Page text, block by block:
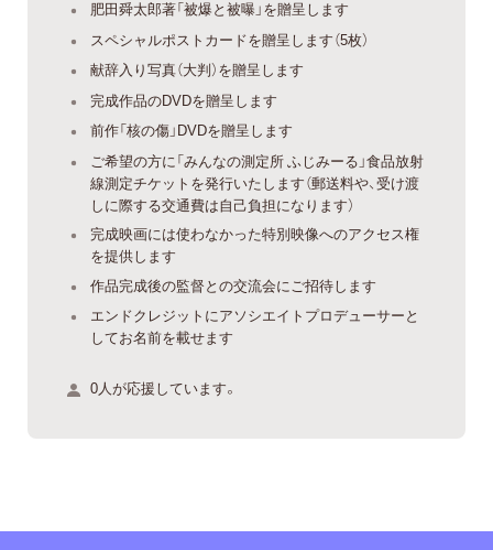
肥田舜太郎著「被爆と被曝」を贈呈します
スペシャルポストカードを贈呈します（5枚）
献辞入り写真（大判）を贈呈します
完成作品のDVDを贈呈します
前作「核の傷」DVDを贈呈します
ご希望の方に「みんなの測定所 ふじみーる」食品放射
線測定チケットを発行いたします（郵送料や、受け渡
しに際する交通費は自己負担になります）
完成映画には使わなかった特別映像へのアクセス権
を提供します
作品完成後の監督との交流会にご招待します
エンドクレジットにアソシエイトプロデューサーと
してお名前を載せます
0人が応援しています。